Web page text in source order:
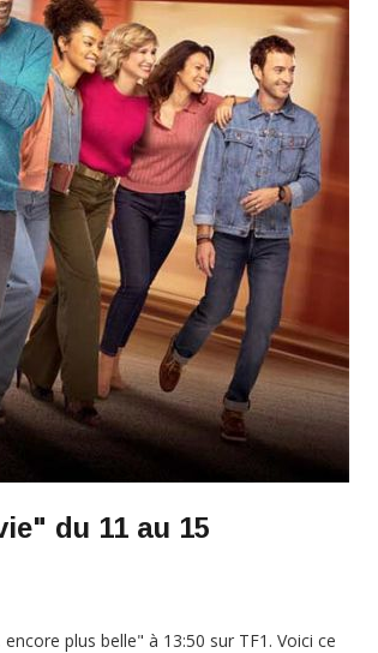
du 11 au 15
plus belle" à 13:50 sur TF1. Voici ce